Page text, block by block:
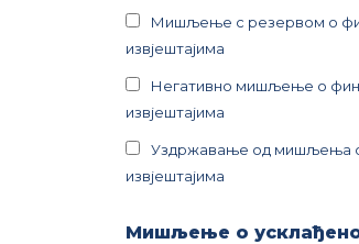
Мишљење с резервом о
извјештајима
Негативно мишљење о
извјештајима
Уздржавање од мишљења о
извјештајима
Мишљење о